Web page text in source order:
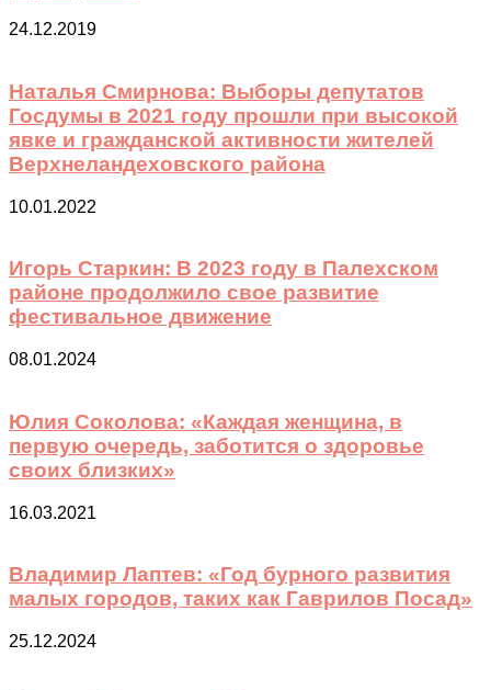
24.12.2019
Наталья Смирнова: Выборы депутатов
Госдумы в 2021 году прошли при высокой
явке и гражданской активности жителей
Верхнеландеховского района
10.01.2022
Игорь Старкин: В 2023 году в Палехском
районе продолжило свое развитие
фестивальное движение
08.01.2024
Юлия Соколова: «Каждая женщина, в
первую очередь, заботится о здоровье
своих близких»
16.03.2021
Владимир Лаптев: «Год бурного развития
малых городов, таких как Гаврилов Посад»
25.12.2024